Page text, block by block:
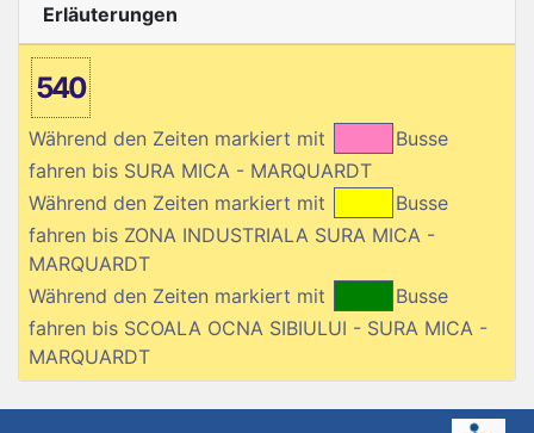
Erläuterungen
540
Während den Zeiten markiert mit
Busse
fahren bis SURA MICA - MARQUARDT
Während den Zeiten markiert mit
Busse
fahren bis ZONA INDUSTRIALA SURA MICA -
MARQUARDT
Während den Zeiten markiert mit
Busse
fahren bis SCOALA OCNA SIBIULUI - SURA MICA -
MARQUARDT